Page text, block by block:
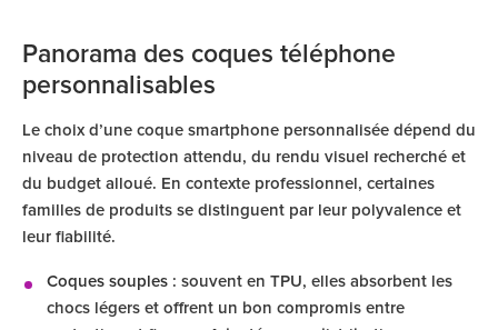
Panorama des coques téléphone
personnalisables
Le choix d’une coque smartphone personnalisée dépend du
niveau de protection attendu, du rendu visuel recherché et
du budget alloué. En contexte professionnel, certaines
familles de produits se distinguent par leur polyvalence et
leur fiabilité.
Coques souples : souvent en TPU, elles absorbent les
chocs légers et offrent un bon compromis entre